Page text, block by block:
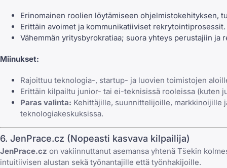
Erinomainen roolien löytämiseen ohjelmistokehityksen,
Erittäin avoimet ja kommunikatiiviset rekrytointiprosessit.
Vähemmän yritysbyrokratiaa; suora yhteys perustajiin ja
Miinukset:
Rajoittuu teknologia-, startup- ja luovien toimistojen
Erittäin kilpailtu junior- tai ei-teknisissä rooleissa (kuten
Paras valinta: Kehittäjille, suunnittelijoille, markkinoijille
teknologiakeskuksissa.
6. JenPrace.cz (Nopeasti kasvava kilpailija)
JenPrace.cz on vakiinnuttanut asemansa yhtenä Tšekin
intuitiivisen alustan sekä työnantajille että työnhakijoille.